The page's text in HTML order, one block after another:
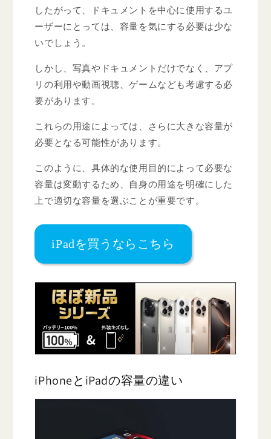
したがって、ドキュメントを中心に使用するユ
ーザーにとっては、容量を気にする必要は少な
いでしょう。
しかし、写真やドキュメントだけでなく、アプ
リの利用や動画視聴、ゲームなども考慮する必
要があります。
これらの用途によっては、さらに大きな容量が
必要となる可能性があります。
このように、具体的な使用目的によって必要な
容量は変動するため、自身の用途を明確にした
上で適切な容量を選ぶことが重要です。
iPadを買うならこちら
iPhoneとiPadの容量の違い